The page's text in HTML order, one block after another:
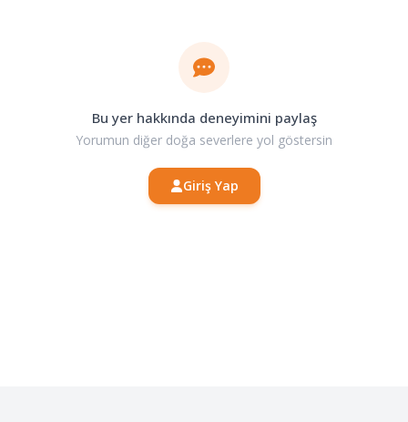
Bu yer hakkında deneyimini paylaş
Yorumun diğer doğa severlere yol göstersin
Giriş Yap